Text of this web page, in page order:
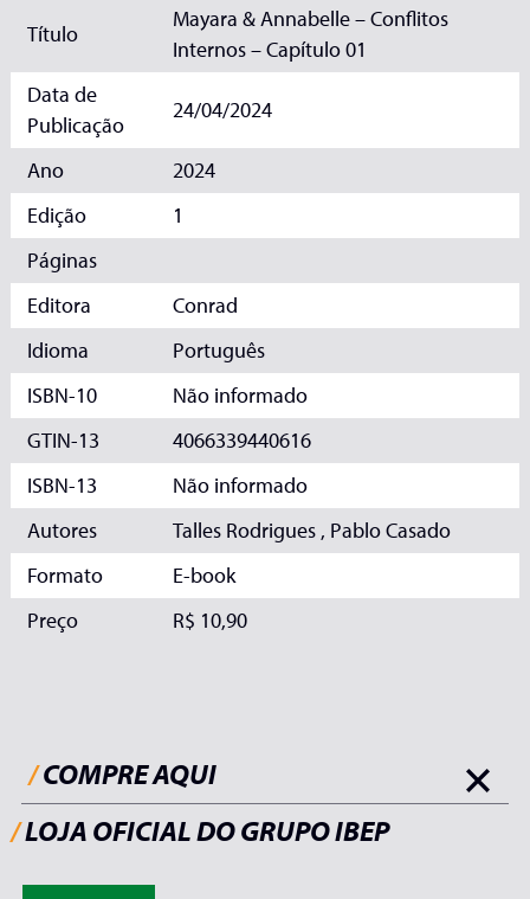
Título
Mayara & Annabelle – Conflitos
Internos – Capítulo 01
Data de
Publicação
24/04/2024
Ano
2024
Edição
1
Páginas
Editora
Conrad
Idioma
Português
ISBN-10
Não informado
GTIN-13
4066339440616
ISBN-13
Não informado
Autores
Talles Rodrigues , Pablo Casado
Formato
E-book
Preço
R$ 10,90
/COMPRE AQUI
/LOJA OFICIAL DO GRUPO IBEP